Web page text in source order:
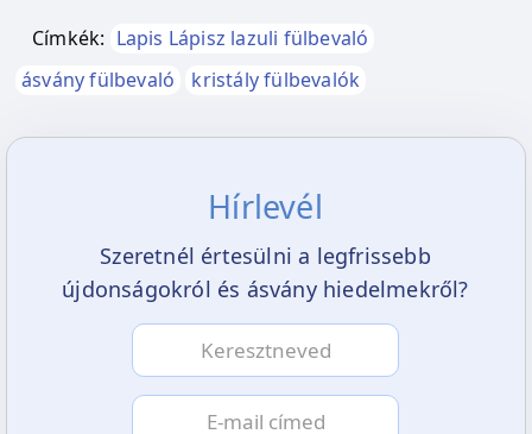
Címkék: Lapis Lápisz lazuli fülbevaló
ásvány fülbevaló
kristály fülbevalók
Hírlevél
Szeretnél értesülni a legfrissebb
újdonságokról és ásvány hiedelmekről?